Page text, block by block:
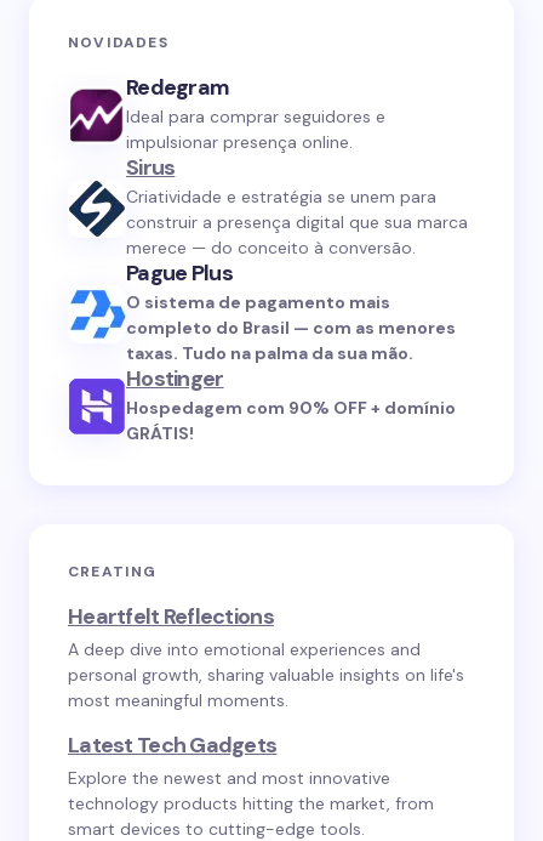
NOVIDADES
Redegram
Ideal para comprar seguidores e
impulsionar presença online.
Sirus
Criatividade e estratégia se unem para
construir a presença digital que sua marca
merece — do conceito à conversão.
Pague Plus
O sistema de pagamento mais
completo do Brasil — com as menores
taxas. Tudo na palma da sua mão.
Hostinger
Hospedagem com 90% OFF + domínio
GRÁTIS!
CREATING
Heartfelt Reflections
A deep dive into emotional experiences and
personal growth, sharing valuable insights on life's
most meaningful moments.
Latest Tech Gadgets
Explore the newest and most innovative
technology products hitting the market, from
smart devices to cutting-edge tools.